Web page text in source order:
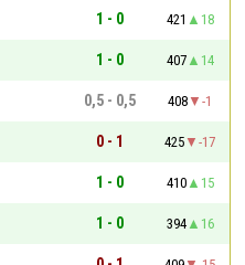
1 - 0 421
18
1 - 0 407
14
0,5 - 0,5 408
-1
0 - 1 425
-17
1 - 0 410
15
1 - 0 394
16